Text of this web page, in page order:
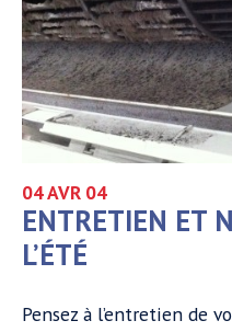
04 AVR 04
ENTRETIEN ET
L’ÉTÉ
Pensez à l’entretien de